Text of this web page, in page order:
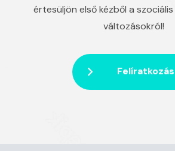
értesüljön első kézből a
változásokról!
Felíratkozás